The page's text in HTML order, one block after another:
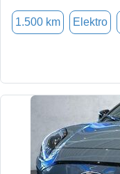
1.500 km Elektro